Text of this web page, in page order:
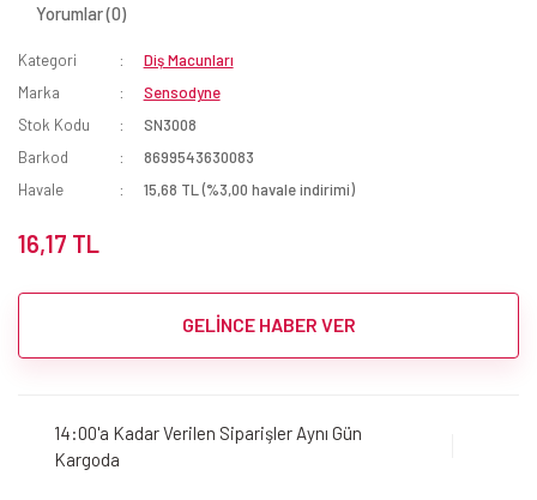
Yorumlar (0)
Kategori
Diş Macunları
Marka
Sensodyne
Stok Kodu
SN3008
Barkod
8699543630083
Havale
15,68 TL (%3,00 havale indirimi)
16,17 TL
GELİNCE HABER VER
14:00'a Kadar Verilen Siparişler Aynı Gün
Kargoda